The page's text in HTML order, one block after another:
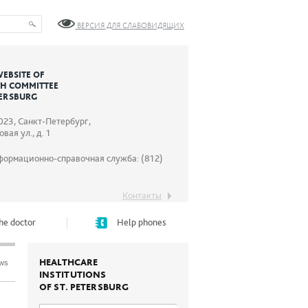
ВЕРСИЯ ДЛЯ СЛАБОВИДЯЩИХ
OF
COMMITTEE
Санкт-Петербург,
ул., д. 1
справочная служба: (812)
Контакты
doctor Help phones
HEALTHCARE
INSTITUTIONS
OF ST. PETERSBURG